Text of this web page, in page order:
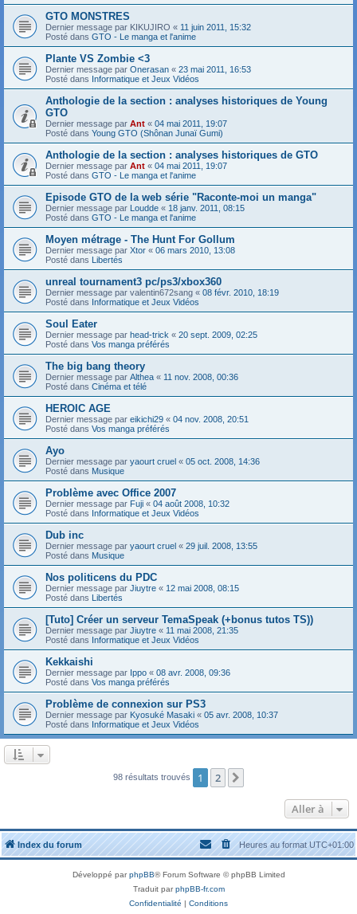
GTO MONSTRES
Dernier message par KIKUJIRO « 11 juin 2011, 15:32
Posté dans GTO - Le manga et l'anime
Plante VS Zombie <3
Dernier message par Onerasan « 23 mai 2011, 16:53
Posté dans Informatique et Jeux Vidéos
Anthologie de la section : analyses historiques de Young
GTO
Dernier message par Ant « 04 mai 2011, 19:07
Posté dans Young GTO (Shônan Junaï Gumi)
Anthologie de la section : analyses historiques de GTO
Dernier message par Ant « 04 mai 2011, 19:07
Posté dans GTO - Le manga et l'anime
Episode GTO de la web série "Raconte-moi un manga"
Dernier message par Loudde « 18 janv. 2011, 08:15
Posté dans GTO - Le manga et l'anime
Moyen métrage - The Hunt For Gollum
Dernier message par Xtor « 06 mars 2010, 13:08
Posté dans Libertés
unreal tournament3 pc/ps3/xbox360
Dernier message par valentin672sang « 08 févr. 2010, 18:19
Posté dans Informatique et Jeux Vidéos
Soul Eater
Dernier message par head-trick « 20 sept. 2009, 02:25
Posté dans Vos manga préférés
The big bang theory
Dernier message par Althea « 11 nov. 2008, 00:36
Posté dans Cinéma et télé
HEROIC AGE
Dernier message par eikichi29 « 04 nov. 2008, 20:51
Posté dans Vos manga préférés
Ayo
Dernier message par yaourt cruel « 05 oct. 2008, 14:36
Posté dans Musique
Problème avec Office 2007
Dernier message par Fuji « 04 août 2008, 10:32
Posté dans Informatique et Jeux Vidéos
Dub inc
Dernier message par yaourt cruel « 29 juil. 2008, 13:55
Posté dans Musique
Nos politicens du PDC
Dernier message par Jiuytre « 12 mai 2008, 08:15
Posté dans Libertés
[Tuto] Créer un serveur TemaSpeak (+bonus tutos TS))
Dernier message par Jiuytre « 11 mai 2008, 21:35
Posté dans Informatique et Jeux Vidéos
Kekkaishi
Dernier message par Ippo « 08 avr. 2008, 09:36
Posté dans Vos manga préférés
Problème de connexion sur PS3
Dernier message par Kyosuké Masaki « 05 avr. 2008, 10:37
Posté dans Informatique et Jeux Vidéos
98 résultats trouvés 1 2
Aller à
Index du forum Heures au formatUTC+01:00
Développé parphpBB® Forum Software © phpBB Limited
Traduit parphpBB-fr.com
Confidentialité | Conditions